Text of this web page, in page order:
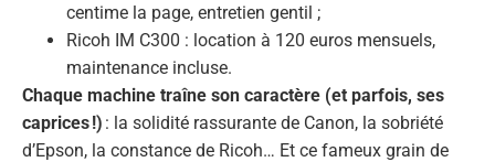
centime la page, entretien gentil ;
Ricoh IM C300 : location à 120 euros mensuels,
maintenance incluse.
Chaque machine traîne son caractère (et parfois, ses
caprices !) : la solidité rassurante de Canon, la sobriété
d’Epson, la constance de Ricoh… Et ce fameux grain de